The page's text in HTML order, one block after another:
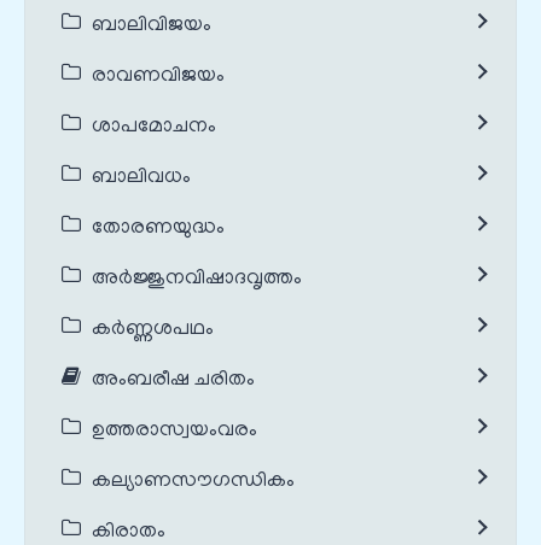
ബാലിവിജയം
രാവണവിജയം
ശാപമോചനം
ബാലിവധം
തോരണയുദ്ധം
അർജ്ജുനവിഷാദവൃത്തം
കർണ്ണശപഥം
അംബരീഷ ചരിതം
ഉത്തരാസ്വയംവരം
കല്യാണസൗഗന്ധികം
കിരാതം